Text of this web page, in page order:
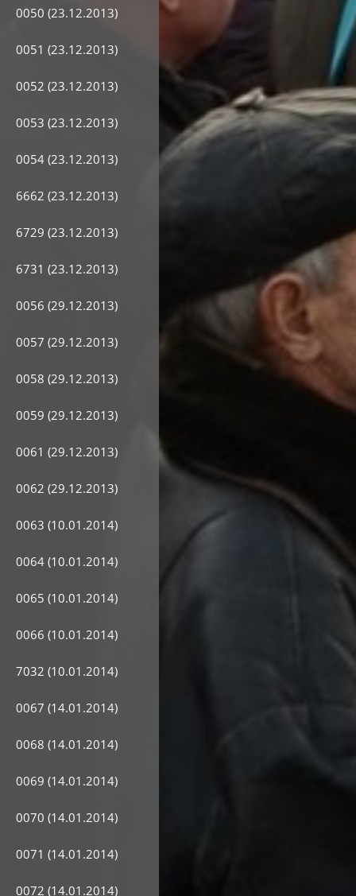
0050 (23.12.2013)
0051 (23.12.2013)
0052 (23.12.2013)
0053 (23.12.2013)
0054 (23.12.2013)
6662 (23.12.2013)
6729 (23.12.2013)
6731 (23.12.2013)
0056 (29.12.2013)
0057 (29.12.2013)
0058 (29.12.2013)
0059 (29.12.2013)
0061 (29.12.2013)
0062 (29.12.2013)
0063 (10.01.2014)
0064 (10.01.2014)
0065 (10.01.2014)
0066 (10.01.2014)
7032 (10.01.2014)
0067 (14.01.2014)
0068 (14.01.2014)
0069 (14.01.2014)
0070 (14.01.2014)
0071 (14.01.2014)
0072 (14.01.2014)